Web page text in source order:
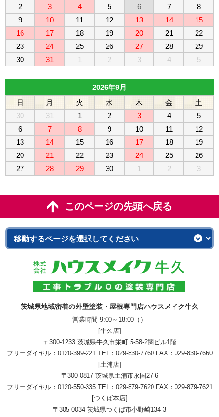
2
3 4 5 6 7
8
9
10 11 12 13 14
15
16
17 18 19 20 21
22
23
24 25 26 27 28
29
30
31 1 2 3 4 5
2026年9月
日
月 火 水 木 金
土
30
31 1 2 3 4
5
6
7 8 9 10 11
12
13
14 15 16 17 18
19
20
21 22 23 24 25
26
27
28 29 30 1 2 3
このページの先頭へ戻る
茨城県地域密着の外壁塗装・屋根専門店ハウスメイク牛久
営業時間 9:00～18:00（）
[牛久店]
〒300-1233 茨城県牛久市栄町 5-58-2関ビル1階
フリーダイヤル： 0120-399-221TEL： 029-830-7760FAX：029-830-7660
[土浦店]
〒300-0817 茨城県土浦市永国27-6
フリーダイヤル： 0120-550-335TEL： 029-879-7620FAX：029-879-7621
[つくば本店]
〒305-0034 茨城県つくば市小野崎134-3